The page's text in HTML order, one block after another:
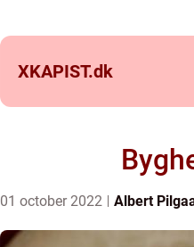
XKAPIST.dk
01 october 2022 Albert